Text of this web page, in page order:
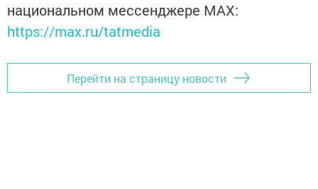
национальном мессенджере MАХ:
https://max.ru/tatmedia
Перейти на страницу новости